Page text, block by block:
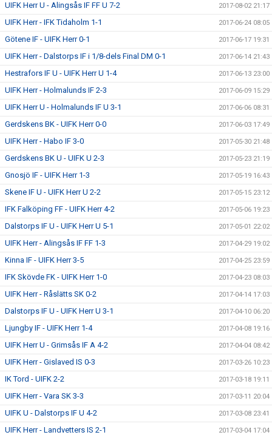
UIFK Herr U - Alingsås IF FF U 7-2 2017-08-02 21:17
UIFK Herr - IFK Tidaholm 1-1 2017-06-24 08:05
Götene IF - UIFK Herr 0-1 2017-06-17 19:31
UIFK Herr - Dalstorps IF i 1/8-dels Final DM 0-1 2017-06-14 21:43
Hestrafors IF U - UIFK Herr U 1-4 2017-06-13 23:00
UIFK Herr - Holmalunds IF 2-3 2017-06-09 15:29
UIFK Herr U - Holmalunds IF U 3-1 2017-06-06 08:31
Gerdskens BK - UIFK Herr 0-0 2017-06-03 17:49
UIFK Herr - Habo IF 3-0 2017-05-30 21:48
Gerdskens BK U - UIFK U 2-3 2017-05-23 21:19
Gnosjö IF - UIFK Herr 1-3 2017-05-19 16:43
Skene IF U - UIFK Herr U 2-2 2017-05-15 23:12
IFK Falköping FF - UIFK Herr 4-2 2017-05-06 19:23
Dalstorps IF U - UIFK Herr U 5-1 2017-05-01 22:02
UIFK Herr - Alingsås IF FF 1-3 2017-04-29 19:02
Kinna IF - UIFK Herr 3-5 2017-04-25 23:59
IFK Skövde FK - UIFK Herr 1-0 2017-04-23 08:03
UIFK Herr - Råslätts SK 0-2 2017-04-14 17:03
Dalstorps IF U - UIFK Herr U 3-1 2017-04-10 06:20
Ljungby IF - UIFK Herr 1-4 2017-04-08 19:16
UIFK Herr U - Grimsås IF A 4-2 2017-04-04 08:42
UIFK Herr - Gislaved IS 0-3 2017-03-26 10:23
IK Tord - UIFK 2-2 2017-03-18 19:11
UIFK Herr - Vara SK 3-3 2017-03-11 20:04
UIFK U - Dalstorps IF U 4-2 2017-03-08 23:41
UIFK Herr - Landvetters IS 2-1 2017-03-04 17:04